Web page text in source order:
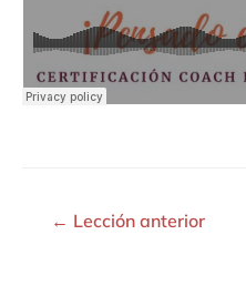
← Lección anterior